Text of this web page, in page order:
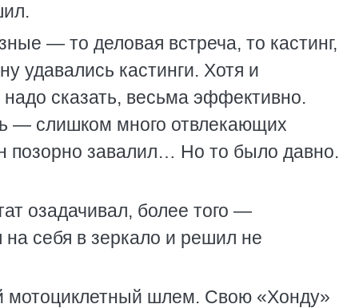
— то деловая встреча, то кастинг,
удавались кастинги. Хотя и
сказать, весьма эффективно.
— слишком много отвлекающих
позорно завалил… Но то было давно.
озадачивал, более того —
себя в зеркало и решил не
шлем. Свою «Хонду»